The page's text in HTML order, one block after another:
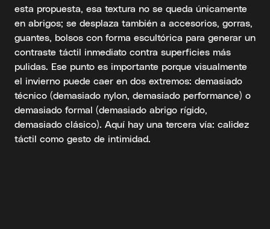
esta propuesta, esa textura no se queda únicamente
en abrigos; se desplaza también a accesorios, gorras,
guantes, bolsos con forma escultórica para generar un
contraste táctil inmediato contra superficies más
pulidas. Ese punto es importante porque visualmente
el invierno puede caer en dos extremos: demasiado
técnico (demasiado nylon, demasiado performance) o
demasiado formal (demasiado abrigo rígido,
demasiado clásico). Aquí hay una tercera vía: calidez
táctil como gesto de intimidad.